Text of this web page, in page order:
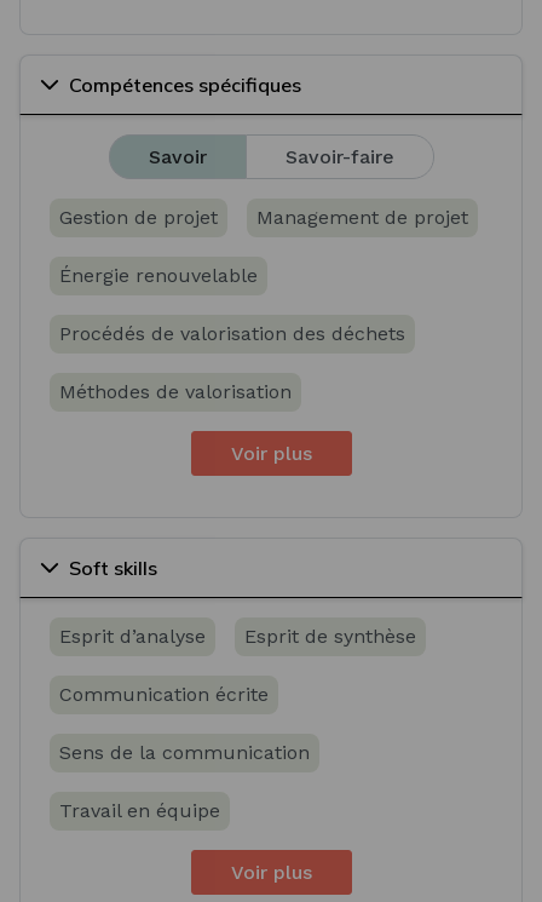
Compétences spécifiques
Savoir Savoir-faire
Gestion de projet Management de projet
Énergie renouvelable
Procédés de valorisation des déchets
Méthodes de valorisation
Voir plus
Soft skills
Esprit d’analyse Esprit de synthèse
Communication écrite
Sens de la communication
Travail en équipe
Voir plus